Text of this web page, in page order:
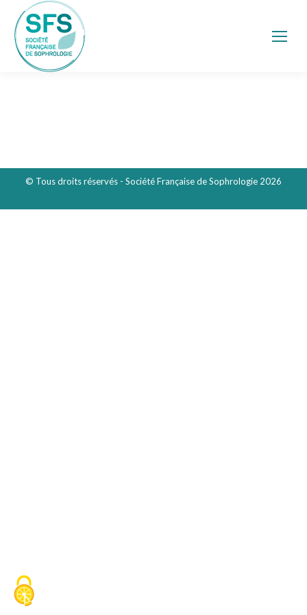
© Tous droits réservés - Société Française de Sophrologie 2026